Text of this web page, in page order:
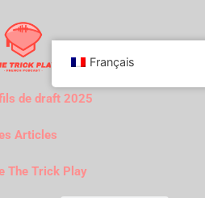
de draft 2025
Articles
The Trick Play
Français